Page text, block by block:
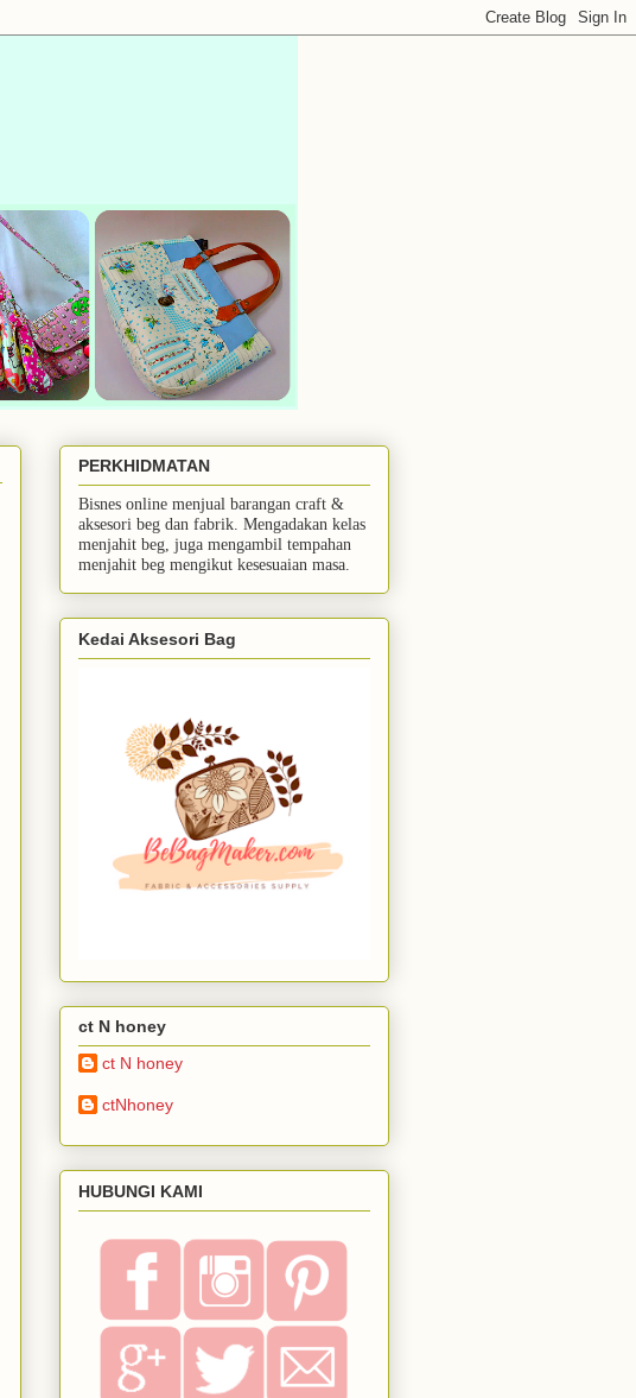
PERKHIDMATAN
Bisnes online menjual barangan craft &
aksesori beg dan fabrik. Mengadakan kelas
menjahit beg, juga mengambil tempahan
menjahit beg mengikut kesesuaian masa.
Kedai Aksesori Bag
ct N honey
ct N honey
ctNhoney
HUBUNGI KAMI